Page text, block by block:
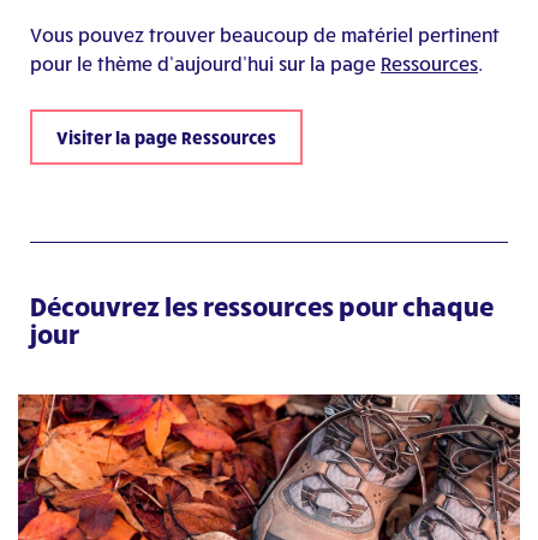
Vous pouvez trouver beaucoup de matériel pertinent
pour le thème d’aujourd’hui sur la page Ressources.
Visiter la page Ressources
Découvrez les ressources pour chaque
jour